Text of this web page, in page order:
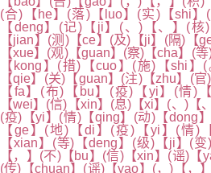
(合)【he】(落)【luo】(实)【shi
【deng】(记)【ji】(、)【、】(
【jian】(测)【ce】(及)【ji】(隔)【
【xue】(观)【guan】(察)【cha】(
【kong】(措)【cuo】(施)【shi
【qie】(关)【guan】(注)【zhu】(
【fa】(布)【bu】(疫)【yi】(情)
【wei】(信)【xin】(息)【xi】(、)【
(疫)【yi】(情)【qing】(动)【dong
【ge】(地)【di】(疫)【yi】(情)
【xian】(等)【deng】(级)【ji】(
【，】(不)【bu】(信)【xin】(谣)【
(传)【chuan】(谣)【yao】(，)【，